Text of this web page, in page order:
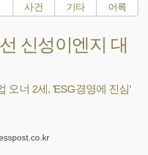
사건 기타 어록
신성이엔지 대
오너 2세, 'ESG경영에 진심'